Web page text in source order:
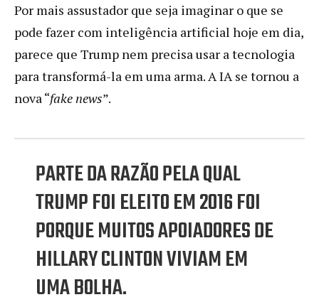
Por mais assustador que seja imaginar o que se
pode fazer com inteligência artificial hoje em dia,
parece que Trump nem precisa usar a tecnologia
para transformá-la em uma arma. A IA se tornou a
nova “fake news”.
PARTE DA RAZÃO PELA QUAL
TRUMP FOI ELEITO EM 2016 FOI
PORQUE MUITOS APOIADORES DE
HILLARY CLINTON VIVIAM EM
UMA BOLHA.